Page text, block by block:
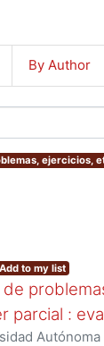
By Author
ejercicios,
to my list
parcial :